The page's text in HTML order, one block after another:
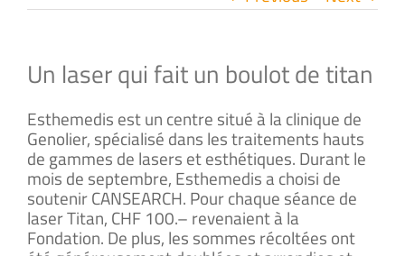
Un laser qui fait un boulot de titan
Esthemedis est un centre situé à la clinique de
Genolier, spécialisé dans les traitements hauts
de gammes de lasers et esthétiques. Durant le
mois de septembre, Esthemedis a choisi de
soutenir CANSEARCH. Pour chaque séance de
laser Titan, CHF 100.– revenaient à la
Fondation. De plus, les sommes récoltées ont